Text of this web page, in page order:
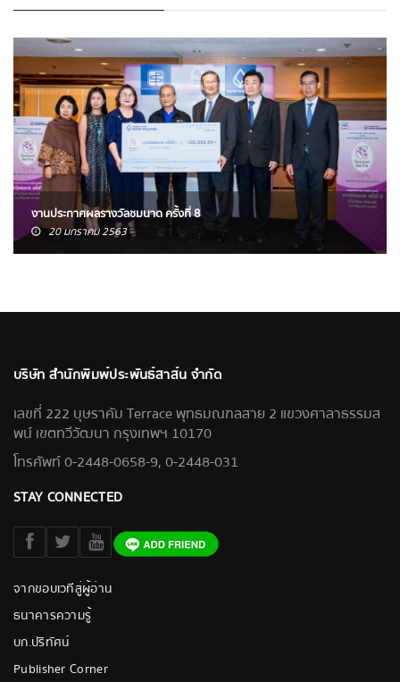
งานประกาศผลรางวัลชมนาด ครั้งที่ 8
20 มกราคม 2563
บริษัท สำนักพิมพ์ประพันธ์สาส์น จำกัด
เลขที่ 222 บุษราคัม Terrace พุทธมณฑลสาย 2 แขวงศาลาธรรมส
พน์ เขตทวีวัฒนา กรุงเทพฯ 10170
โทรศัพท์ 0-2448-0658-9, 0-2448-031
STAY CONNECTED
จากขอบเวทีสู่ผู้อ่าน
ธนาคารความรู้
บก.ปริทัศน์
Publisher Corner